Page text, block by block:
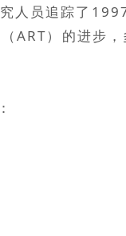
人员追踪了
ART）的进步，